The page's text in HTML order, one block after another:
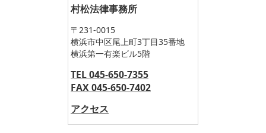
村松法律事務所
〒231-0015
横浜市中区尾上町3丁目35番地
横浜第一有楽ビル5階
TEL 045-650-7355
FAX 045-650-7402
アクセス